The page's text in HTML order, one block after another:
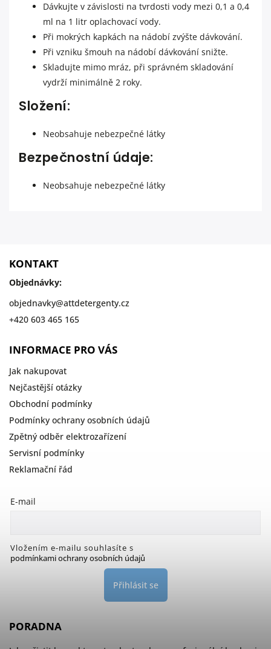
Dávkujte v závislosti na tvrdosti vody mezi 0,1 a 0,4
ml na 1 litr oplachovací vody.
Při mokrých kapkách na nádobí zvýšte dávkování.
Při vzniku šmouh na nádobí dávkování snižte.
Skladujte mimo mráz, při správném skladování
vydrží minimálně 2 roky.
Složení:
Neobsahuje nebezpečné látky
Bezpečnostní údaje:
Neobsahuje nebezpečné látky
KONTAKT
Objednávky:
objednavky@attdetergenty.cz
+420 603 465 165
INFORMACE PRO VÁS
Jak nakupovat
Nejčastější otázky
Obchodní podmínky
Podmínky ochrany osobních údajů
Zpětný odběr elektrozařízení
Servisní podmínky
Reklamační řád
E-mail
Vložením e-mailu souhlasíte s
podmínkami ochrany osobních údajů
Přihlásit se
PORADNA